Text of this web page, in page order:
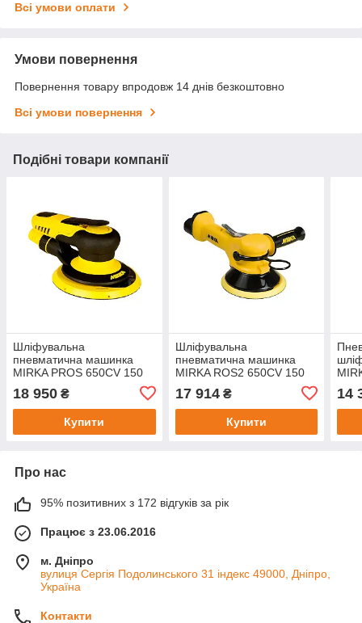
Всі умови оплати
Умови повернення
Повернення товару впродовж 14 днів безкоштовно
Всі умови повернення
Подібні товари компанії
Шліфувальна
пневматична машинка
MIRKA PROS 650CV 150
18 950 ₴
Купити
Шліфувальна
пневматична машинка
MIRKA ROS2 650CV 150
17 914₴
Купити
пилу
14
Про нас
95% позитивних з 172 відгуків за рік
Працює з 23.06.2016
м. Дніпро
вулиця Сергія Подолинського 31 індекс 49000, Дніпро,
Україна
Контакти